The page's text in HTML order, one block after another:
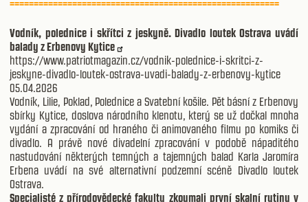
========================================================
Vodník, polednice i skřítci z jeskyně. Divadlo loutek Ostrava uvádí
balady z Erbenovy Kytice
https://www.patriotmagazin.cz/vodnik-polednice-i-skritci-z-
jeskyne-divadlo-loutek-ostrava-uvadi-balady-z-erbenovy-kytice
05.04.2026
Vodník, Lilie, Poklad, Polednice a Svatební košile. Pět básní z Erbenovy
sbírky Kytice, doslova národního klenotu, který se už dočkal mnoha
vydání a zpracování od hraného či animovaného filmu po komiks či
divadlo. A právě nové divadelní zpracování v podobě nápaditého
nastudování některých temných a tajemných balad Karla Jaromíra
Erbena uvádí na své alternativní podzemní scéně Divadlo loutek
Ostrava.
Specialisté z přírodovědecké fakulty zkoumali první skalní rytinu v